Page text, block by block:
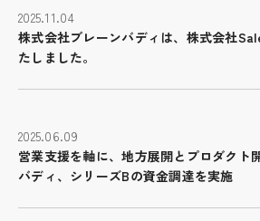
2025.11.04
株式会社ブレーンバディは、株式会社
たしました。
2025.06.09
営業支援を軸に、地方展開とプロダクト
バディ、シリーズBの資金調達を実施